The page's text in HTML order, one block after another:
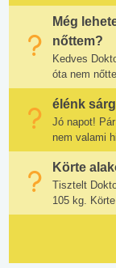
Még
nőttem?
Kedves
óta nem
élénk
Jó napot!
nem valami
Körte
Tisztelt
105 kg.